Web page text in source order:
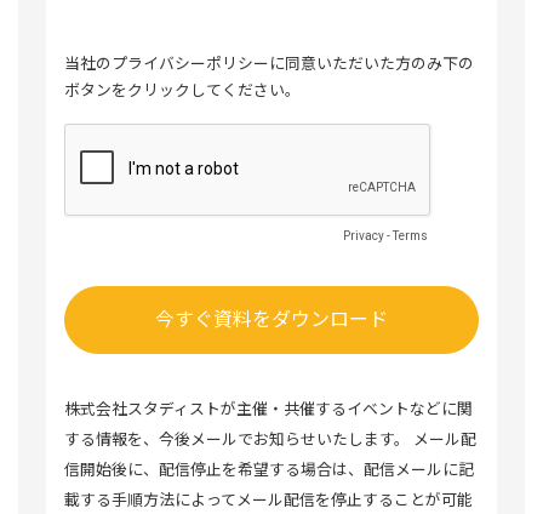
当社の プライバシーポリシー に同意いただいた方のみ下の
ボタンをクリックしてください。
Privacy-Terms
株式会社スタディストが主催・共催するイベントなどに関
する情報を、今後メールでお知らせいたします。 メール配
信開始後に、配信停止を希望する場合は、配信メールに記
載する手順方法によってメール配信を停止することが可能